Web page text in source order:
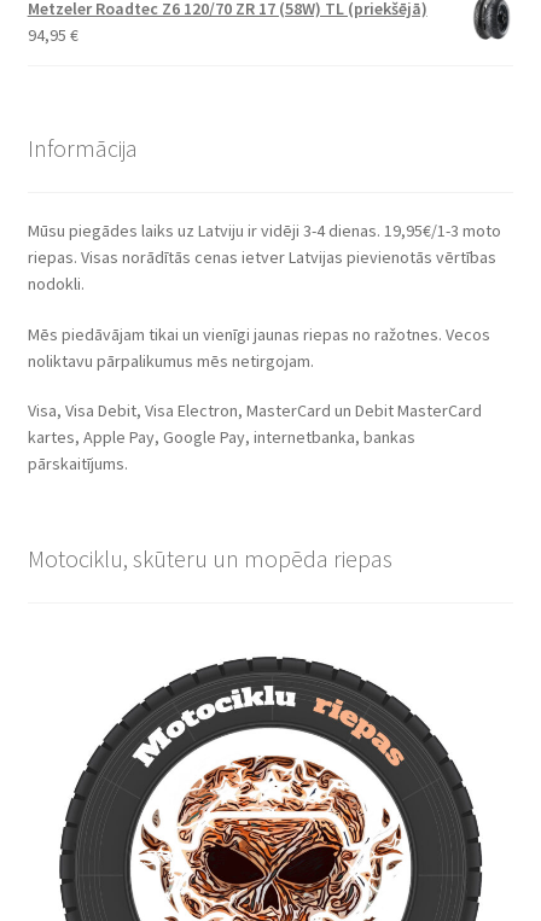
Metzeler Roadtec Z6 120/70 ZR 17 (58W) TL (priekšējā)
94,95 €
Informācija
Mūsu piegādes laiks uz Latviju ir vidēji 3-4 dienas. 19,95€/1-3 moto
riepas. Visas norādītās cenas ietver Latvijas pievienotās vērtības
nodokli.
Mēs piedāvājam tikai un vienīgi jaunas riepas no ražotnes. Vecos
noliktavu pārpalikumus mēs netirgojam.
Visa, Visa Debit, Visa Electron, MasterCard un Debit MasterCard
kartes, Apple Pay, Google Pay, internetbanka, bankas
pārskaitījums.
Motociklu, skūteru un mopēda riepas